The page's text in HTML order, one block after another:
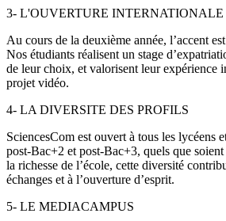
3- L'OUVERTURE INTERNATIONALE
Au cours de la deuxième année, l’accent
Nos étudiants réalisent un stage
de leur choix, et valorisent leur expérience
projet vidéo.
4- LA DIVERSITE DES PROFILS
SciencesCom est ouvert à tous les lycéens
post-Bac+2 et post-Bac+3, quels que
la richesse de l’école, cette diversité
échanges et à l’ouverture d’esprit.
5- LE MEDIACAMPUS